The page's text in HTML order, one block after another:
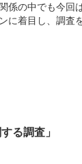
係の中でも今回
に着目し、調査
る調査」